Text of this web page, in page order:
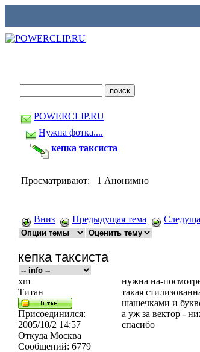
POWERCLIP.RU
Нужна фотка....
кепка таксиста
Просматривают: 1 Анонимно
Вниз Предыдущая тема
кепка таксиста
xm
Титан
Присоединился:
2005/10/2 14:57
Откуда Москва
Сообщений: 6779
нужна на-
такая
шашечками и
а уж за вектор -
спасибо